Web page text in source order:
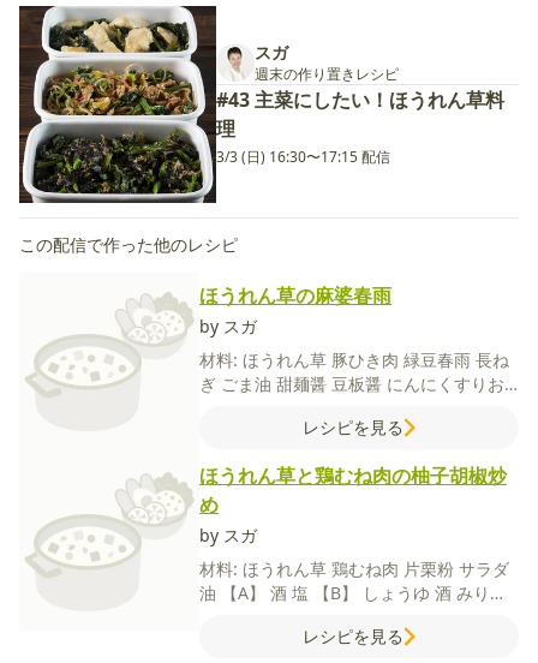
スガ
週末の作り置きレシピ
#43 主菜にしたい！ほうれん草料
理
3/3 (日) 16:30〜17:15 配信
この配信で作った他のレシピ
ほうれん草の麻婆春雨
by スガ
材料: ほうれん草 豚ひき肉 緑豆春雨 長ね
ぎ ごま油 甜麺醤 豆板醤 にんにくすりお
【B】水酒しょうゆ
レシピを見る
ほうれん草と鶏むね肉の柚子胡椒炒
め
by スガ
材料: ほうれん草 鶏むね肉 片栗粉 サラダ
油
【A】 酒 塩 【B】 しょうゆ 酒 みりん
レシピを見る